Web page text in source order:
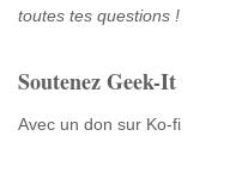
toutes tes questions !
Soutenez Geek-It
Avec un don sur Ko-fi